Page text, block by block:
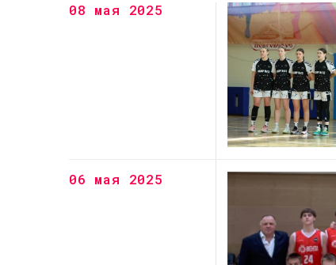
08 мая 2025
06 мая 2025